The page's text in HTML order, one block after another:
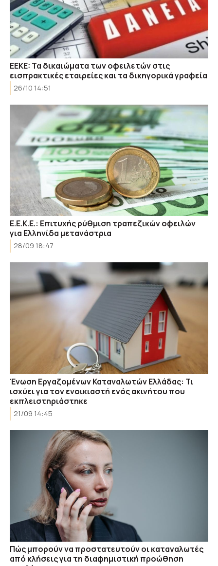
EEKE: Τα δικαιώματα των οφειλετών στις
εισπρακτικές εταιρείες και τα δικηγορικά γραφεία
26/10 14:51
E.E.K.E.: Επιτυχής ρύθμιση τραπεζικών οφειλών
για Ελληνίδα μετανάστρια
28/09 18:47
Ένωση Εργαζομένων Καταναλωτών Ελλάδας: Τι
ισχύει για τον ενοικιαστή ενός ακινήτου που
εκπλειστηριάστηκε
21/09 14:45
Πώς μπορούν να προστατευτούν οι καταναλωτές
από κλήσεις για τη διαφημιστική προώθηση